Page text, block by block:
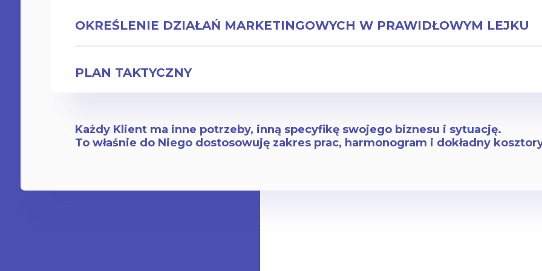
OKREŚLENIE DZIAŁAŃ MARKETINGOWYCH W PRAWIDŁOWYM LEJKU
PLAN TAKTYCZNY
Każdy Klient ma inne potrzeby, inną specyfikę swojego biznesu i sytuację.
To właśnie do Niego dostosowuję zakres prac, harmonogram i dokładny